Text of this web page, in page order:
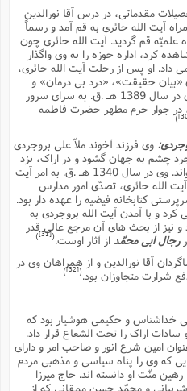
مقدماتى، در درس آقا نورالدین
1340 هـ .ق. همراه آیت الله حائرى به قم آمد و رسماً
قم گردید. آیت الله حائرى چون
کرد، اداره حوزه را به وى واگذار
داد. او پس از رحلت آیت الله حائرى،
«بیان حقیقت»، «درد بى درمان» و
«اسلام و مستمندان» از آثار اوست. وى در سال 1389 هـ .ق. به سراى سرور
در جوار حرم مطهر حضرت فاطمه
)
وى فرزند آخوند ملاّ على بروجردى
.ق. در بروجرد چشم به جهان گشود و در اراک، نزد
آقا نورالدین و ملاّ على عراقى درس خواند. وى در سال 1340 هـ .ق. به امر آیت
الله حائرى، تصدّى امور مدارس
کتابخانه فیضیه را عهده دار بود.
و با آمدن آیت الله بروجردى به
نیز از بحث هاى آن مرجع عالى قدر
رجال ابى محمّداز آثار اوست. [31]
)
آقا نورالدین و از همراهان وى در
شرارت متجاوزان بود. [32]
)
خداشناس و حکیمى هوشیار بود که
اراک را تحت الشعاع قرار داد.
امین شرع انور و صاحب امر و داراى
که وى را پناه سیاسى و مذهبى مردم
منّت او دانسته اند. حاج میرزا
و محمّد حسن ممقانى که از